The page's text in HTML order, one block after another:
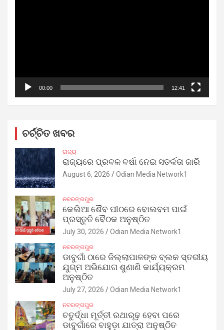
00:00 12:41
ଚର୍ଚ୍ଚିତ ଖବର
ରାଜ୍ୟ
ରାଜ୍ୟରେ ପ୍ରବଳ ବର୍ଷା ନେଇ ସତର୍କତା ଜାରି
August 6, 2026 Odian Media Network1
ନବରଙ୍ଗପୁର
କେଲିଆ ଶୈବ ପୀଠରେ ବୋଲବମ ପାଇଁ
ପ୍ରସ୍ତୁତି ବୈଠକ ଅନୁଷ୍ଠିତ
July 30, 2026 Odian Media Network1
ନବରଙ୍ଗପୁର
ଡାବୁଗାଁ ଠାରେ ଜିଲ୍ଲାପାଳଙ୍କ ବ୍ଲକ ସ୍ତରୀୟ
ଯୁଗ୍ମ ଅଭିଯୋଗ ଶୁଣାଣି କାର୍ଯ୍ୟକ୍ରମ
ଅନୁଷ୍ଠିତ
July 27, 2026 Odian Media Network1
ନବରଙ୍ଗପୁର
ଚତୁର୍ଦ୍ଧା ମୂର୍ତ୍ତୀ ରଥାରୂଢ଼ ହେବା ପରେ
ଡାବୁଗାଁରେ ବାହୁଡ଼ା ଯାତ୍ରା ଅନୁଷ୍ଠିତ